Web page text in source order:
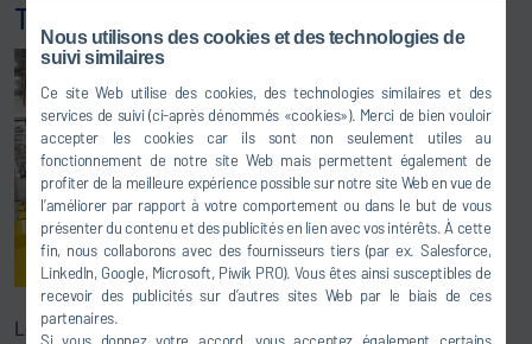
Nous utilisons des cookies et des technologies de
suivi similaires
Ce site Web utilise des cookies, des technologies similaires et des
services de suivi (ci-après dénommés «cookies»). Merci de bien vouloir
accepter les cookies car ils sont non seulement utiles au
fonctionnement de notre site Web mais permettent également de
profiter de la meilleure expérience possible sur notre site Web en vue de
l’améliorer par rapport à votre comportement ou dans le but de vous
présenter du contenu et des publicités en lien avec vos intérêts. À cette
fin, nous collaborons avec des fournisseurs tiers (par ex. Salesforce,
LinkedIn, Google, Microsoft, Piwik PRO). Vous êtes ainsi susceptibles de
recevoir des publicités sur d’autres sites Web par le biais de ces
partenaires.
Testeur de freins x-brake truck
Le testeur de freins à un ou deux essieux x-brake truck,